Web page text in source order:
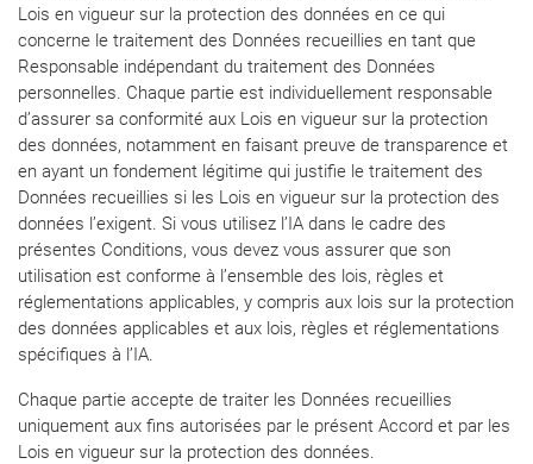
Lois en vigueur sur la protection des données en ce qui
concerne le traitement des Données recueillies en tant que
Responsable indépendant du traitement des Données
personnelles. Chaque partie est individuellement responsable
d’assurer sa conformité aux Lois en vigueur sur la protection
des données, notamment en faisant preuve de transparence et
en ayant un fondement légitime qui justifie le traitement des
Données recueillies si les Lois en vigueur sur la protection des
données l’exigent. Si vous utilisez l’IA dans le cadre des
présentes Conditions, vous devez vous assurer que son
utilisation est conforme à l’ensemble des lois, règles et
réglementations applicables, y compris aux lois sur la protection
des données applicables et aux lois, règles et réglementations
spécifiques à l’IA.
Chaque partie accepte de traiter les Données recueillies
uniquement aux fins autorisées par le présent Accord et par les
Lois en vigueur sur la protection des données.